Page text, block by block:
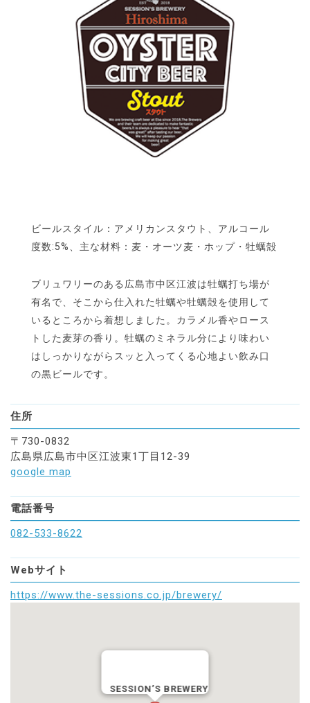
ビールスタイル：アメリカンスタウト、アルコール
度数:5%、主な材料：麦・オーツ麦・ホップ・牡蠣殻
ブリュワリーのある広島市中区江波は牡蠣打ち場が
有名で、そこから仕入れた牡蠣や牡蠣殻を使用して
いるところから着想しました。カラメル香やロース
トした麦芽の香り。牡蠣のミネラル分により味わい
はしっかりながらスッと入ってくる心地よい飲み口
の黒ビールです。
住所
〒730-0832
広島県広島市中区江波東1丁目12-39
google map
電話番号
082-533-8622
Webサイト
https://www.the-sessions.co.jp/brewery/
SESSION’S BREWERY